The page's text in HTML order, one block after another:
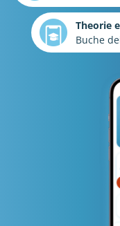
Theorie
Buche